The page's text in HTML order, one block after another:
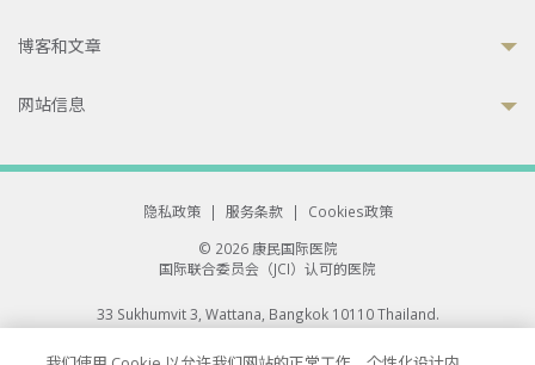
博客和文章
网站信息
隐私政策 | 服务条款 |
Cookies政策
© 2026 康民国际医院
国际联合委员会（JCI）认可的医院
33 Sukhumvit 3, Wattana, Bangkok 10110 Thailand.
All rights reserved.